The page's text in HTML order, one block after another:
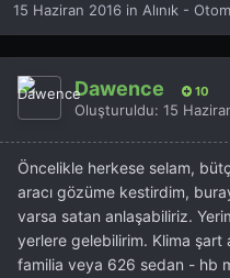
15 Haziran 2016 in Alınık -
Dawence 10
Oluşturuldu: 15
Öncelikle herkese selam,
aracı gözüme kestirdim,
varsa satan anlaşabiliriz.
yerlere gelebilirim. Klima şart
familia veya 626 sedan - hb